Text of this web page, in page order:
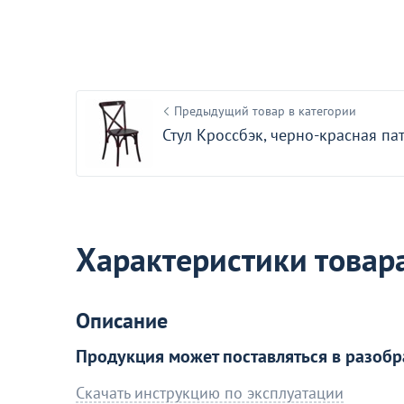
Предыдущий товар в категории
Стул Кроссбэк, черно-красная
Характеристики
Описание
Продукция может поставляться в
Скачать инструкцию по эксплуатации
Пластиковая мебель